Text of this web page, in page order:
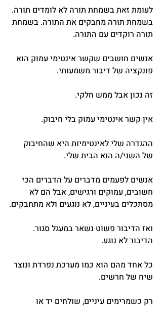
לעומת זאת בשמחת תורה לא לומדים תורה.
בשמחת תורה מחבקים את התורה. בשמחת
תורה רוקדים עם התורה.
אנשים חושבים שקשר אינטימי עמוק הוא
פונקציה של דיבור משמעותי.
זה נכון אבל ממש חלקי.
אין קשר אינטימי עמוק בלי חיבוק.
ההגדרה שלי לאינטימיות היא שהחיבוק
של השני/ה הוא הבית שלי.
אנשים לפעמים מדברים על הדברים הכי
חשובים, עמוקים ורגישים, אבל הם לא
מסתכלים בעיניים, לא נוגעים ולא מתחבקים.
ואז הדיבור פשוט נשאר במעגל סגור.
הדיבור לא נוגע.
כל אחד מהם הוא כמו מערכת נפרדת ונוצר
שיח של חרשים.
רק כשמרימים עיניים, שולחים יד או